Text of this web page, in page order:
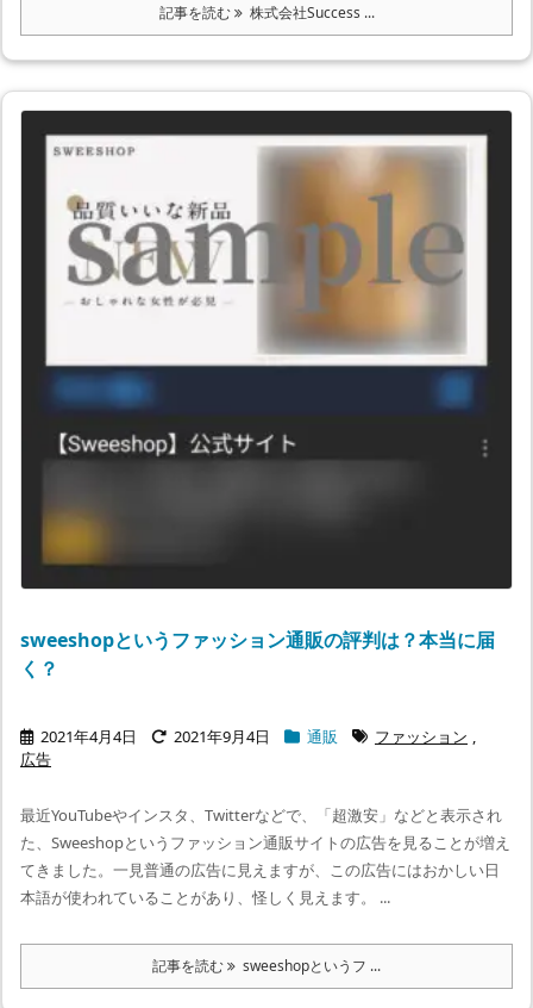
記事を読む 株式会社Success ...
sweeshopというファッション通販の評判は？本当に届
く？
2021年4月4日 2021年9月4日 通販 ファッション ,
広告
最近YouTubeやインスタ、Twitterなどで、「超激安」などと表示され
た、Sweeshopというファッション通販サイトの広告を見ることが増え
てきました。一見普通の広告に見えますが、この広告にはおかしい日
本語が使われていることがあり、怪しく見えます。 ...
記事を読む sweeshopというフ ...